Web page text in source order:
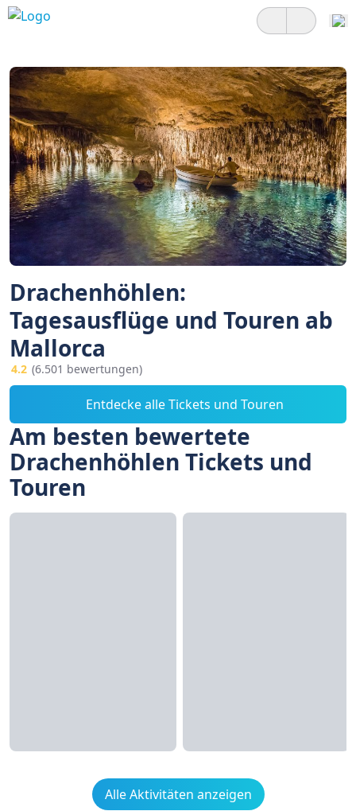
Drachenhöhlen:
Tagesausflüge und Touren ab
Mallorca
4.2 (6.501 bewertungen)
Entdecke alle Tickets und Touren
Am besten bewertete
Drachenhöhlen Tickets und
Touren
Alle Aktivitäten anzeigen